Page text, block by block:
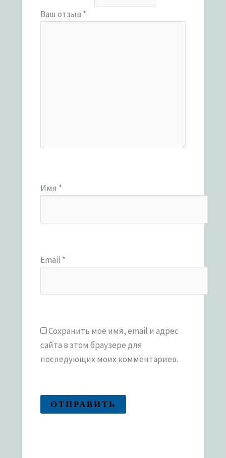
Ваш отзыв *
Имя *
Email *
Сохранить моё имя, email и адрес
сайта в этом браузере для
последующих моих комментариев.